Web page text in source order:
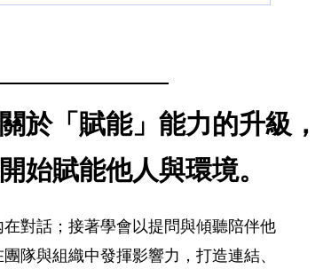
於「賦能」能力的升級，
始賦能他人與環境。
對話；接著學會以提問與傾聽陪伴他
隊與組織中發揮影響力，打造連結、